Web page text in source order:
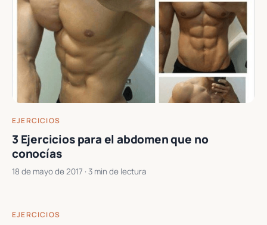
EJERCICIOS
3 Ejercicios para el abdomen que no
conocías
18 de mayo de 2017 · 3 min de lectura
EJERCICIOS